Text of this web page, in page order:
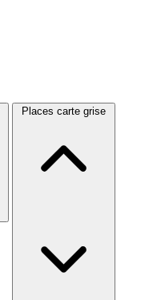
Places carte grise